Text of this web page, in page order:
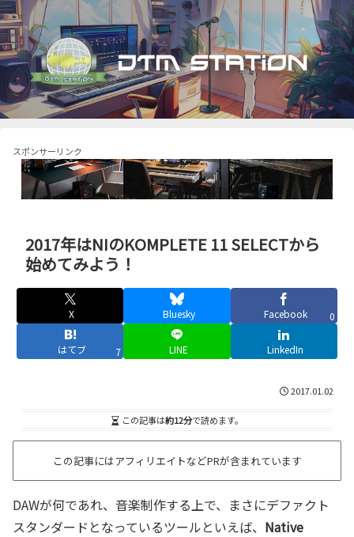
スポンサーリンク
2017年はNIのKOMPLETE 11 SELECTから
始めてみよう！
X Bluesky Facebook 0
はてブ 7 LINE LinkedIn
2017.01.02
この記事は約12分で読めます。
この記事にはアフィリエイトなどPRが含まれています
DAWが何であれ、音楽制作する上で、まさにデファクト
スタンダードとなっているツールといえば、 Native